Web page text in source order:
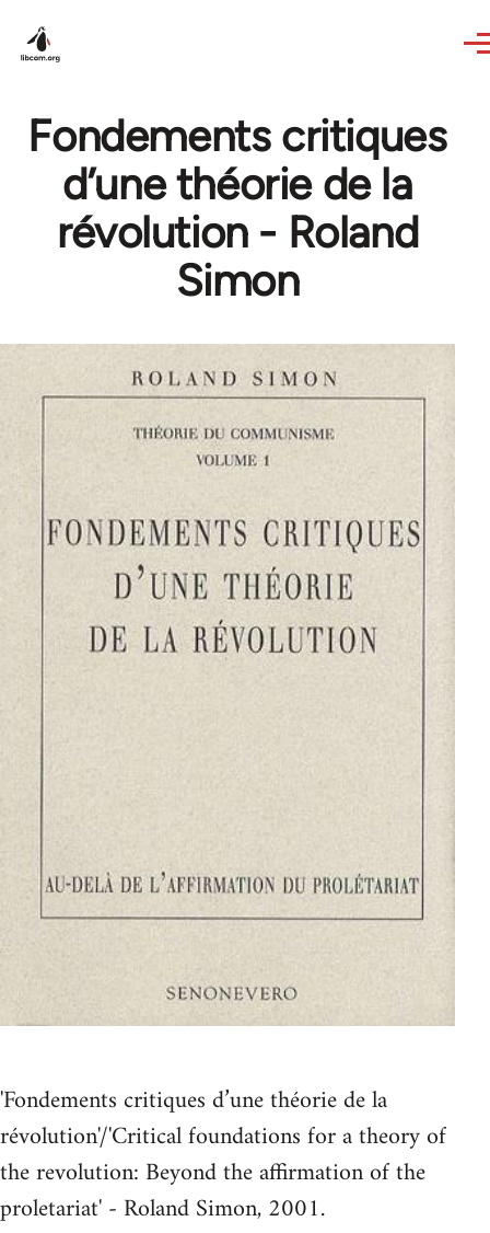
Fondements critiques
d’une théorie de la
révolution - Roland
Simon
'Fondements critiques d’une théorie de la
révolution'/'Critical foundations for a theory of
the revolution: Beyond the affirmation of the
proletariat' - Roland Simon, 2001.